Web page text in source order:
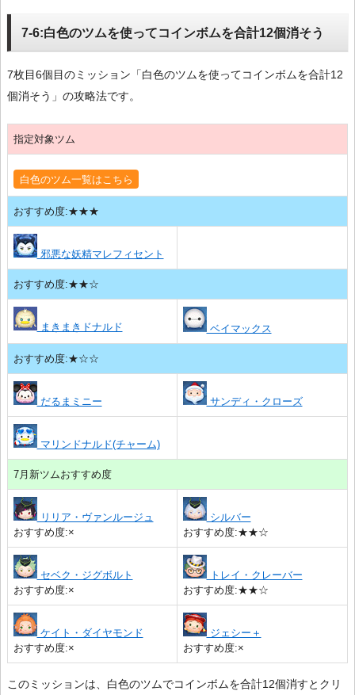
7-6:白色のツムを使ってコインボムを合計12個消そう
7枚目6個目のミッション「白色のツムを使ってコインボムを合計12
個消そう」の攻略法です。
指定対象ツム
白色のツム一覧はこちら
おすすめ度:★★★
邪悪な妖精マレフィセント
おすすめ度:★★☆
まきまきドナルド ベイマックス
おすすめ度:★☆☆
だるまミニー サンディ・クローズ
マリンドナルド(チャーム)
7月新ツムおすすめ度
リリア・ヴァンルージュ
おすすめ度:×
シルバー
おすすめ度:★★☆
セベク・ジグボルト
おすすめ度:×
トレイ・クレーバー
おすすめ度:★★☆
ケイト・ダイヤモンド
おすすめ度:×
ジェシー＋
おすすめ度:×
このミッションは、白色のツムでコインボムを合計12個消すとクリ